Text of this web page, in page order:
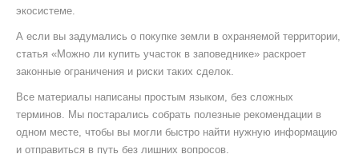
экосистеме.
А если вы задумались о покупке земли в охраняемой территории,
статья «Можно ли купить участок в заповеднике» раскроет
законные ограничения и риски таких сделок.
Все материалы написаны простым языком, без сложных
терминов. Мы постарались собрать полезные рекомендации в
одном месте, чтобы вы могли быстро найти нужную информацию
и отправиться в путь без лишних вопросов.